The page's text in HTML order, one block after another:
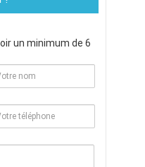
un minimum de 6